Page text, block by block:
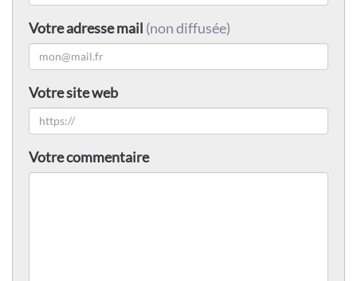
Votre adresse mail (non diffusée)
Votre site web
Votre commentaire